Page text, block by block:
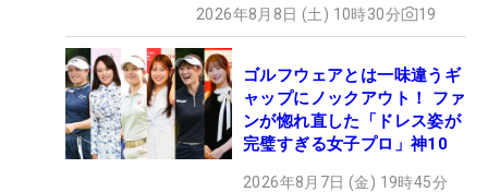
2026年8月8日 (土) 10時30分 19
ゴルフウェアとは一味違うギ
ャップにノックアウト！ ファ
ンが惚れ直した「ドレス姿が
完璧すぎる女子プロ」神10
2026年8月7日 (金) 19時45分